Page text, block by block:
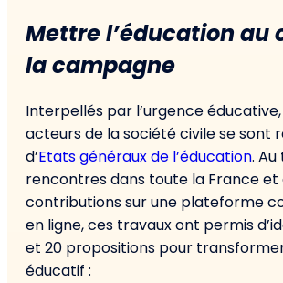
Mettre l’éducation au
la campagne
Interpellés par l’urgence
acteurs de la société civile se sont
d’Etats généraux de l’éducation.
rencontres dans toute la France et
contributions sur une plateforme
en ligne, ces travaux ont permis
et 20 propositions pour
éducatif :